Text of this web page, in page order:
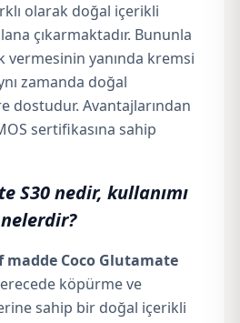
olarak doğal içerikli
çıkarmaktadır. Bununla
yanında kremsi
zamanda doğal
dostudur. Avantajlarından
sertifikasına sahip
S30 nedir, kullanımı
madde Coco Glutamate
köpürme ve
sahip bir doğal içerikli